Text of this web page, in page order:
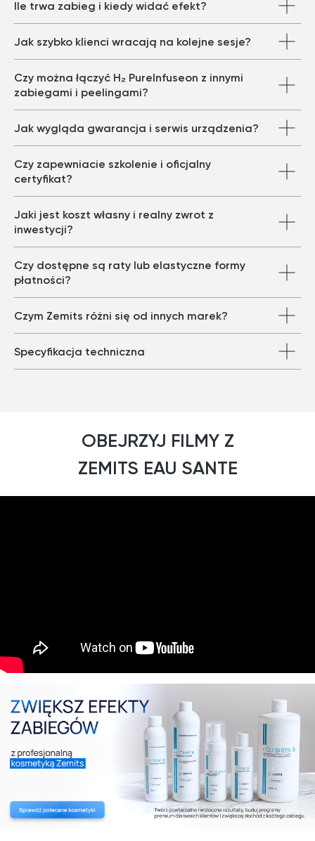
Ile trwa zabieg i kiedy widać efekt?
Jak szybko klienci wracają na kolejne sesje?
Czy można łączyć H₂ PureInfuseon z innymi
zabiegami i peelingami?
Jak wygląda gwarancja i serwis urządzenia?
Czy zapewniacie szkolenie i oficjalny
certyfikat?
Jaki jest koszt własny i realny zwrot z
inwestycji?
Czy dostępne są raty lub elastyczne formy
płatności?
Czym Zemits różni się od innych marek?
Specyfikacja techniczna
OBEJRZYJ FILMY Z
ZEMITS EAU SANTE